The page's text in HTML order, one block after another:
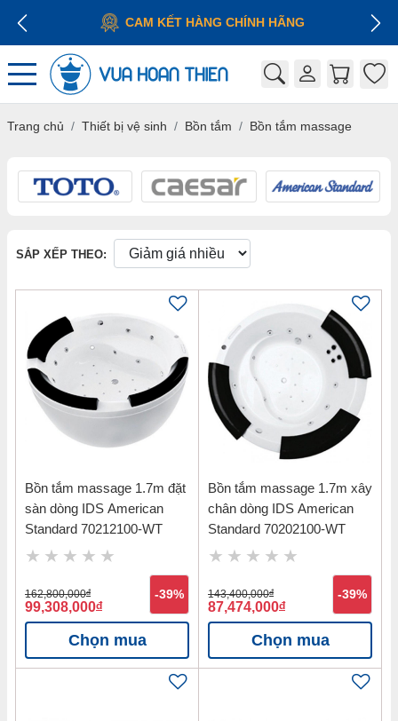
CAM KẾT HÀNG CHÍNH HÃNG
Trang chủ Thiết bị vệ sinh Bồn tắm Bồn tắm massage
SẮP XẾP THEO:
Bồn tắm massage 1.7m đặt
sàn dòng IDS American
Standard 70212100-WT
162,800,000đ
99,308,000đ
-39%
Chọn mua
Bồn tắm massage 1.7m xây
chân dòng IDS American
Standard 70202100-WT
143,400,000đ
87,474,000đ
-39%
Chọn mua